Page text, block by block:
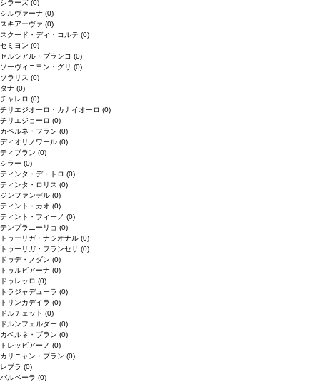
シラーズ (0)
シルヴァーナ (0)
スキアーヴァ (0)
スクード・ディ・コルテ (0)
セミヨン (0)
セルシアル・ブランコ (0)
ソーヴィニヨン・グリ (0)
ソラリス (0)
タナ (0)
チャレロ (0)
チリエジオーロ・カナイオーロ (0)
チリエジョーロ (0)
カベルネ・フラン (0)
ディオリノワール (0)
ティブラン (0)
シラー (0)
ティンタ・デ・トロ (0)
ティンタ・ロリス (0)
ジンファンデル (0)
ティント・カオ (0)
ティント・フィーノ (0)
テンプラニーリョ (0)
トゥーリガ・ナシオナル (0)
トゥーリガ・フランセサ (0)
ドゥデ・ノダン (0)
トゥルビアーナ (0)
ドゥレッロ (0)
トラジャデューラ (0)
トリンカデイラ (0)
ドルチェット (0)
ドルンフェルダー (0)
カベルネ・ブラン (0)
トレッビアーノ (0)
カリニャン・ブラン (0)
レブラ (0)
バルベーラ (0)